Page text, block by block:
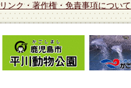
リンク・著作権・免責事項について